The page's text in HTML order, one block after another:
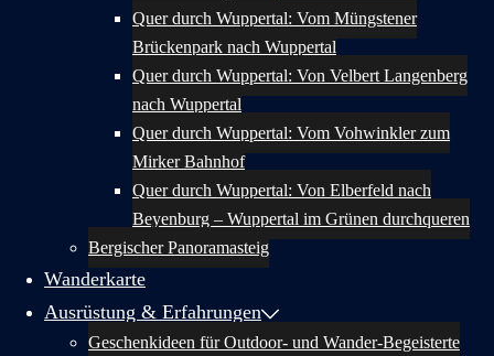
Quer durch Wuppertal: Vom Müngstener
Brückenpark nach Wuppertal
Quer durch Wuppertal: Von Velbert Langenberg
nach Wuppertal
Quer durch Wuppertal: Vom Vohwinkler zum
Mirker Bahnhof
Quer durch Wuppertal: Von Elberfeld nach
Beyenburg – Wuppertal im Grünen durchqueren
Bergischer Panoramasteig
Wanderkarte
Ausrüstung & Erfahrungen
Geschenkideen für Outdoor- und Wander-Begeisterte